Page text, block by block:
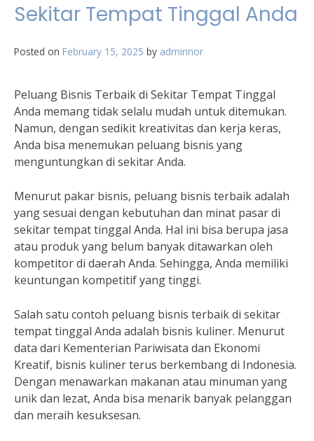
Sekitar Tempat Tinggal Anda
Posted on February 15, 2025 by adminnor
Peluang Bisnis Terbaik di Sekitar Tempat Tinggal
Anda memang tidak selalu mudah untuk ditemukan.
Namun, dengan sedikit kreativitas dan kerja keras,
Anda bisa menemukan peluang bisnis yang
menguntungkan di sekitar Anda.
Menurut pakar bisnis, peluang bisnis terbaik adalah
yang sesuai dengan kebutuhan dan minat pasar di
sekitar tempat tinggal Anda. Hal ini bisa berupa jasa
atau produk yang belum banyak ditawarkan oleh
kompetitor di daerah Anda. Sehingga, Anda memiliki
keuntungan kompetitif yang tinggi.
Salah satu contoh peluang bisnis terbaik di sekitar
tempat tinggal Anda adalah bisnis kuliner. Menurut
data dari Kementerian Pariwisata dan Ekonomi
Kreatif, bisnis kuliner terus berkembang di Indonesia.
Dengan menawarkan makanan atau minuman yang
unik dan lezat, Anda bisa menarik banyak pelanggan
dan meraih kesuksesan.